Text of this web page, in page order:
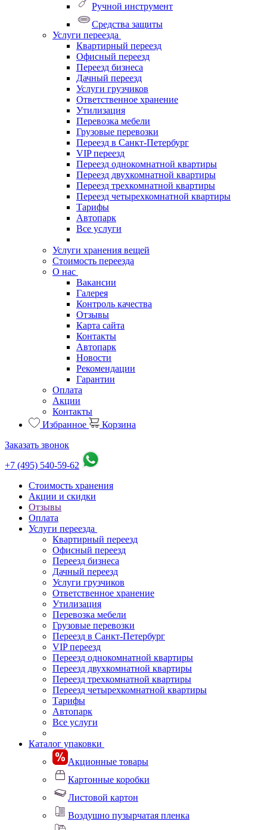
Ручной инструмент
Средства защиты
Услуги переезда
Квартирный переезд
Офисный переезд
Переезд бизнеса
Дачный переезд
Услуги грузчиков
Ответственное хранение
Утилизация
Перевозка мебели
Грузовые перевозки
Переезд в Санкт-Петербург
VIP переезд
Переезд однокомнатной квартиры
Переезд двухкомнатной квартиры
Переезд трехкомнатной квартиры
Переезд четырехкомнатной квартиры
Тарифы
Автопарк
Все услуги
Услуги хранения вещей
Стоимость переезда
О нас
Вакансии
Галерея
Контроль качества
Отзывы
Карта сайта
Контакты
Автопарк
Новости
Рекомендации
Гарантии
Оплата
Акции
Контакты
Избранное
Корзина
Заказать звонок
+7 (495) 540-59-62
Стоимость хранения
Акции и скидки
Отзывы
Оплата
Услуги переезда
Квартирный переезд
Офисный переезд
Переезд бизнеса
Дачный переезд
Услуги грузчиков
Ответственное хранение
Утилизация
Перевозка мебели
Грузовые перевозки
Переезд в Санкт-Петербург
VIP переезд
Переезд однокомнатной квартиры
Переезд двухкомнатной квартиры
Переезд трехкомнатной квартиры
Переезд четырехкомнатной квартиры
Тарифы
Автопарк
Все услуги
Каталог упаковки
Акционные товары
Картонные коробки
Листовой картон
Воздушно пузырчатая пленка